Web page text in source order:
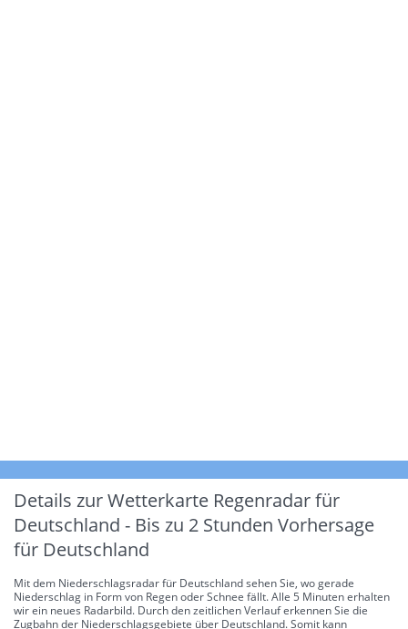
Details zur Wetterkarte Regenradar für
Deutschland - Bis zu 2 Stunden Vorhersage
für Deutschland
Mit dem Niederschlagsradar für Deutschland sehen Sie, wo gerade
Niederschlag in Form von Regen oder Schnee fällt. Alle 5 Minuten erhalten
wir ein neues Radarbild. Durch den zeitlichen Verlauf erkennen Sie die
Zugbahn der Niederschlagsgebiete über Deutschland. Somit kann